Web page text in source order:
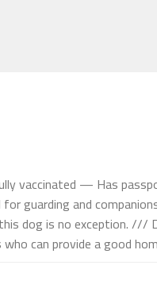
vaccinated — Has
guarding and
dog is no exception. ///
can provide a good